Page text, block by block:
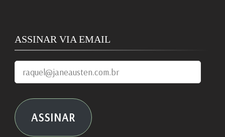
ASSINAR VIA EMAIL
raquel@janeausten.com.br
ASSINAR